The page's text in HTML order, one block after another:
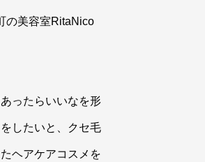
の美容室RitaNico
ったらいいなを形
したいと、クセ毛
ヘアケアコスメを